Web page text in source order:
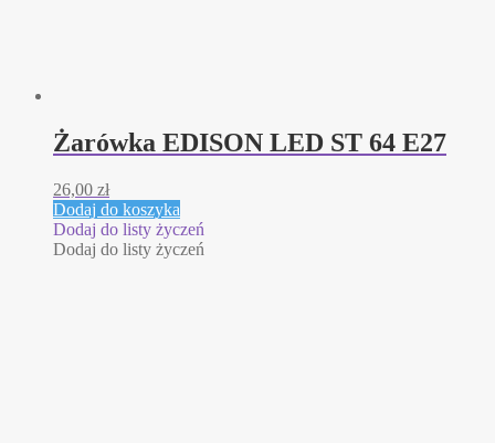
Żarówka EDISON LED ST 64 E27
26,00 zł
Dodaj do koszyka
Dodaj do listy życzeń
Dodaj do listy życzeń